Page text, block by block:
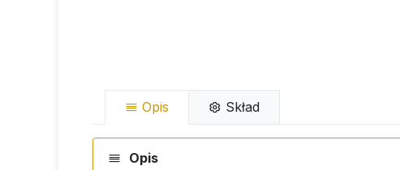
Opis Skład
Opis